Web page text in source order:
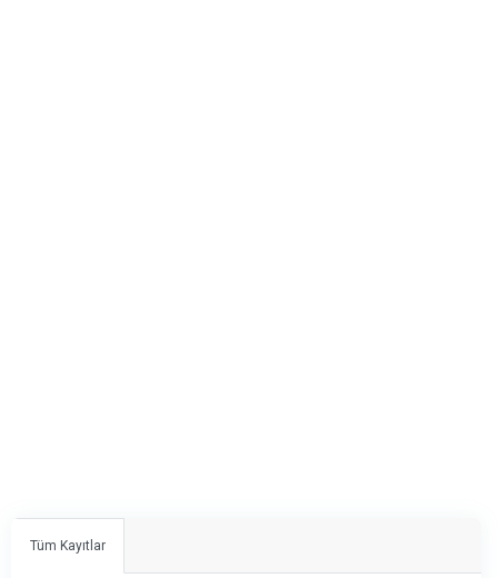
Tüm Kayıtlar